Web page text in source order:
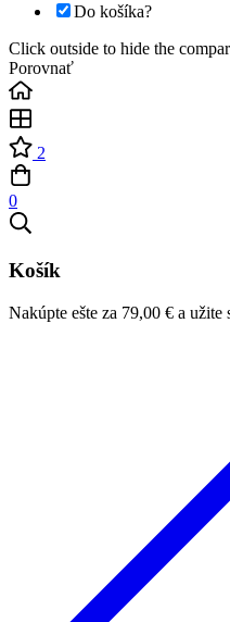
Do košíka?
Click outside to hide the
Porovnať
2
0
Košík
Nakúpte ešte za 79,00 € a užite